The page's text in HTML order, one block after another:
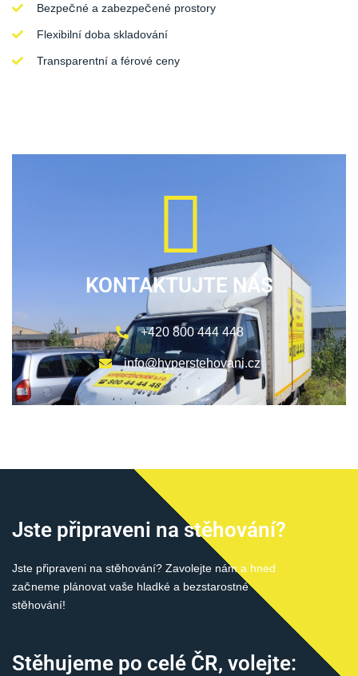
KONTAKTUJTE NÁS
+420 800 444 448
info@hyperstehovani.cz
Bezpečné a zabezpečené prostory
Flexibilní doba skladování
Transparentní a férové ceny
Jste připraveni na stěhování?
Jste připraveni na stěhování? Zavolejte nám a hned
začneme plánovat vaše hladké a bezstarostné
stěhování!
Stěhujeme po celé ČR, volejte: